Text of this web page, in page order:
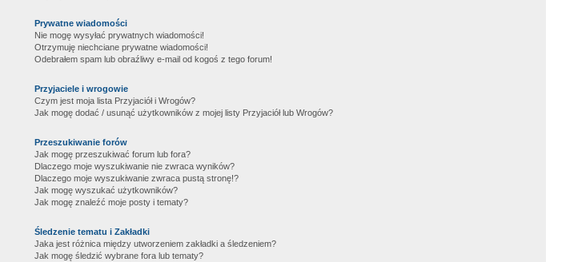
Prywatne wiadomości
Nie mogę wysyłać prywatnych wiadomości!
Otrzymuję niechciane prywatne wiadomości!
Odebrałem spam lub obraźliwy e-mail od kogoś z tego forum!
Przyjaciele i wrogowie
Czym jest moja lista Przyjaciół i Wrogów?
Jak mogę dodać / usunąć użytkowników z mojej listy Przyjaciół lub Wrogów?
Przeszukiwanie forów
Jak mogę przeszukiwać forum lub fora?
Dlaczego moje wyszukiwanie nie zwraca wyników?
Dlaczego moje wyszukiwanie zwraca pustą stronę!?
Jak mogę wyszukać użytkowników?
Jak mogę znaleźć moje posty i tematy?
Śledzenie tematu i Zakładki
Jaka jest różnica między utworzeniem zakładki a śledzeniem?
Jak mogę śledzić wybrane fora lub tematy?